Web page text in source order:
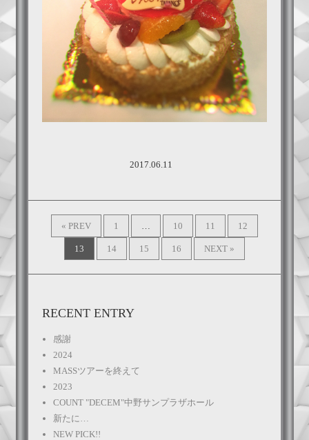
2017.06.11
« PREV 1 10 11 12
13 14 15 16 NEXT »
RECENT ENTRY
感謝
2024
MASSツアーを終えて
2023
COUNT "DECEM"中野サンプラザホール
新たに…
NEW PICK!!